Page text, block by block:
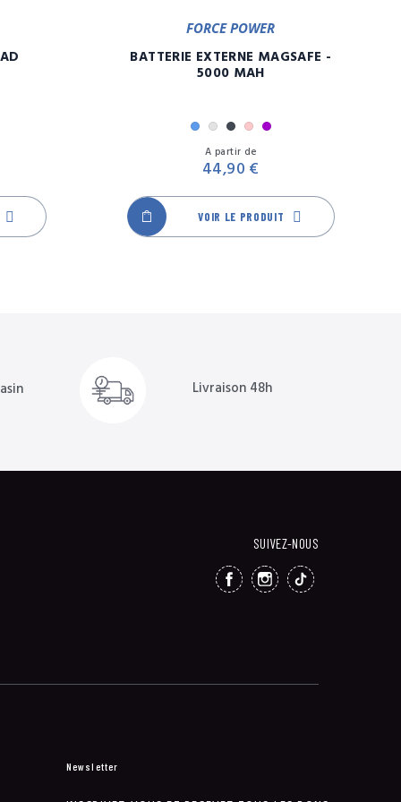
FORCE POWER
BATTERIE EXTERNE MAGSAFE -
5000 MAH
BleuGrisNoirRoseViolet
A partir de
44,90 €
VOIR LE PRODUIT
Livraison 48h
SUIVEZ-NOUS
FACEBOOKINSTAGRAM
TIKTOK
Newsletter